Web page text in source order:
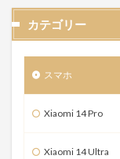
カテゴリー
スマホ
Xiaomi 14 Pro
Xiaomi 14 Ultra